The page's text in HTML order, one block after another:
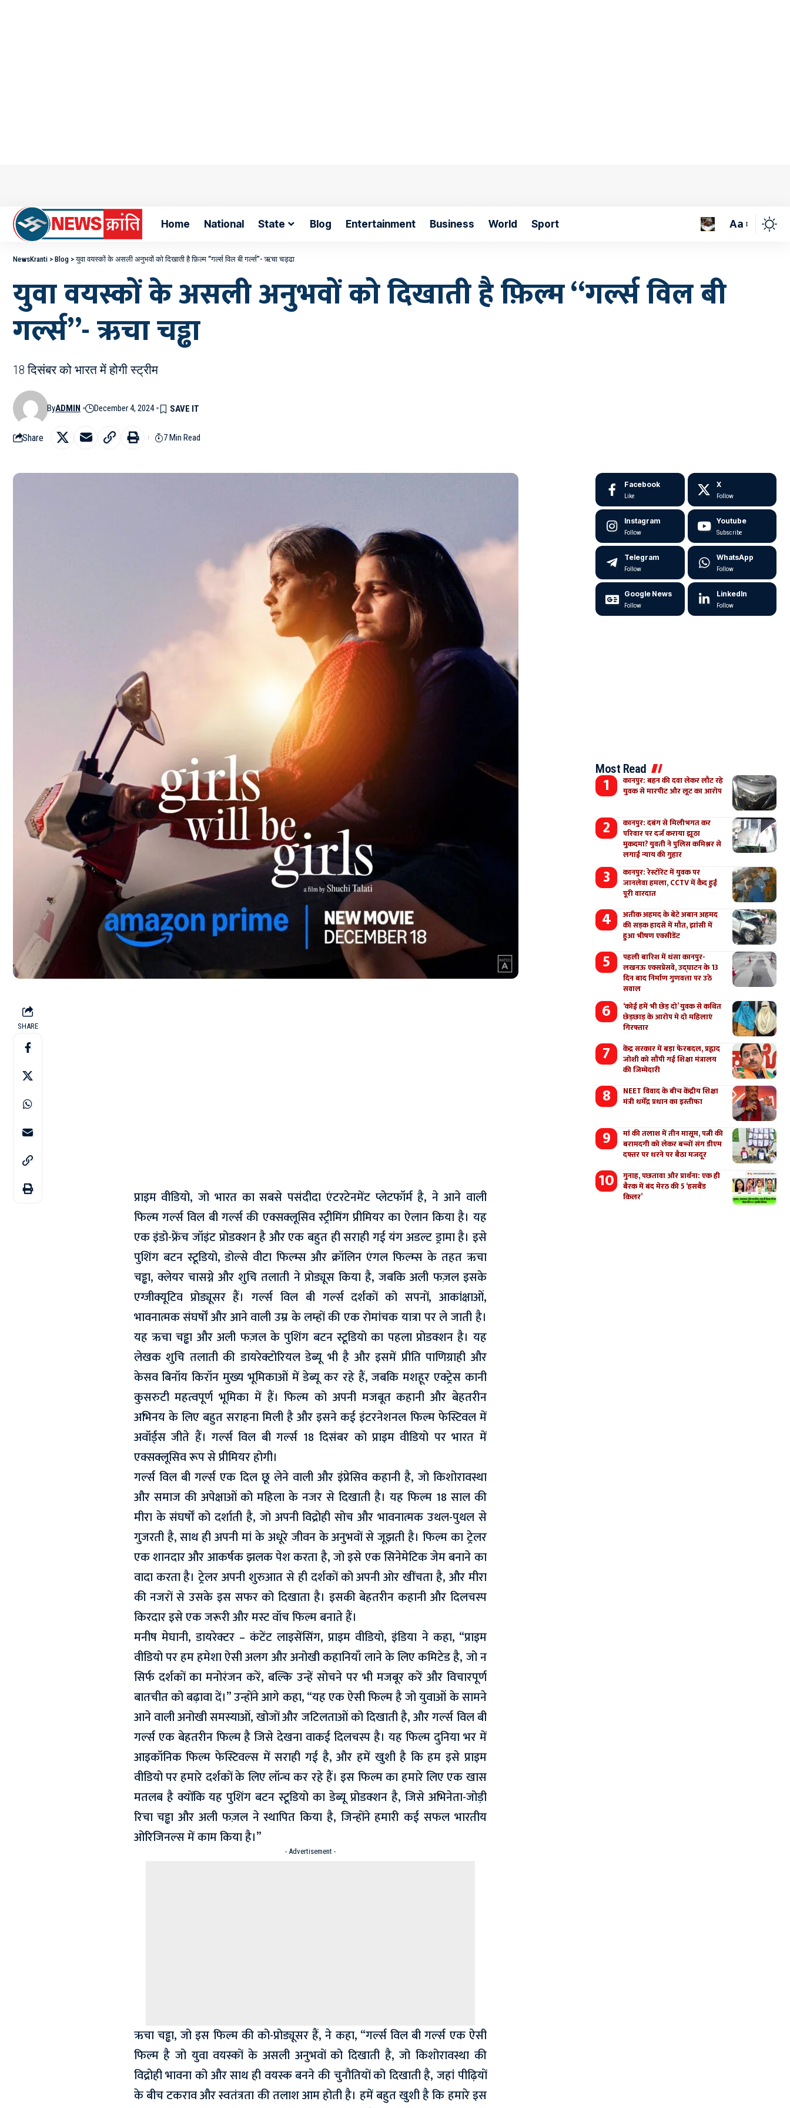
Home National State Blog Entertainment Business World Sport Aa
NewsKranti > Blog >युवा वयस्कों के असली अनुभवों को दिखाती है फ़िल्म “गर्ल्स विल बी गर्ल्स”- ऋचा चड्ढा
युवा वयस्कों के असली अनुभवों को दिखाती है फ़िल्म “गर्ल्स विल बी
गर्ल्स”- ऋचा चड्ढा
18 दिसंबर को भारत में होगी स्ट्रीम
ByADMIN December 4, 2024
Share 7 Min Read
SHARE
प्राइम वीडियो, जो भारत का सबसे पसंदीदा एंटरटेनमेंट प्लेटफॉर्म है, ने आने वाली
फिल्म गर्ल्स विल बी गर्ल्स की एक्सक्लूसिव स्ट्रीमिंग प्रीमियर का ऐलान किया है। यह
एक इंडो-फ्रेंच जॉइंट प्रोडक्शन है और एक बहुत ही सराही गई यंग अडल्ट ड्रामा है। इसे
पुशिंग बटन स्टूडियो, डोल्से वीटा फिल्म्स और क्रॉलिन एंगल फिल्म्स के तहत ऋचा
चड्ढा, क्लेयर चासग्ने और शुचि तलाती ने प्रोड्यूस किया है, जबकि अली फज़ल इसके
एग्जीक्यूटिव प्रोड्यूसर हैं। गर्ल्स विल बी गर्ल्स दर्शकों को सपनों, आकांक्षाओं,
भावनात्मक संघर्षों और आने वाली उम्र के लम्हों की एक रोमांचक यात्रा पर ले जाती है।
यह ऋचा चड्ढा और अली फज़ल के पुशिंग बटन स्टूडियो का पहला प्रोडक्शन है। यह
लेखक शुचि तलाती की डायरेक्टोरियल डेब्यू भी है और इसमें प्रीति पाणिग्राही और
केसव बिनॉय किरॉन मुख्य भूमिकाओं में डेब्यू कर रहे हैं, जबकि मशहूर एक्ट्रेस कानी
कुसरुटी महत्वपूर्ण भूमिका में हैं। फिल्म को अपनी मजबूत कहानी और बेहतरीन
अभिनय के लिए बहुत सराहना मिली है और इसने कई इंटरनेशनल फिल्म फेस्टिवल में
अवॉर्ड्स जीते हैं। गर्ल्स विल बी गर्ल्स 18 दिसंबर को प्राइम वीडियो पर भारत में
एक्सक्लूसिव रूप से प्रीमियर होगी।
गर्ल्स विल बी गर्ल्स एक दिल छू लेने वाली और इंप्रेसिव कहानी है, जो किशोरावस्था
और समाज की अपेक्षाओं को महिला के नजर से दिखाती है। यह फिल्म 18 साल की
मीरा के संघर्षों को दर्शाती है, जो अपनी विद्रोही सोच और भावनात्मक उथल-पुथल से
गुजरती है, साथ ही अपनी मां के अधूरे जीवन के अनुभवों से जूझती है। फिल्म का ट्रेलर
एक शानदार और आकर्षक झलक पेश करता है, जो इसे एक सिनेमेटिक जेम बनाने का
वादा करता है। ट्रेलर अपनी शुरुआत से ही दर्शकों को अपनी ओर खींचता है, और मीरा
की नजरों से उसके इस सफर को दिखाता है। इसकी बेहतरीन कहानी और दिलचस्प
किरदार इसे एक जरूरी और मस्ट वॉच फिल्म बनाते हैं।
मनीष मेघानी, डायरेक्टर – कंटेंट लाइसेंसिंग, प्राइम वीडियो, इंडिया ने कहा, “प्राइम
वीडियो पर हम हमेशा ऐसी अलग और अनोखी कहानियाँ लाने के लिए कमिटेड है, जो न
सिर्फ दर्शकों का मनोरंजन करें, बल्कि उन्हें सोचने पर भी मजबूर करें और विचारपूर्ण
बातचीत को बढ़ावा दें।” उन्होंने आगे कहा, “यह एक ऐसी फिल्म है जो युवाओं के सामने
आने वाली अनोखी समस्याओं, खोजों और जटिलताओं को दिखाती है, और गर्ल्स विल बी
गर्ल्स एक बेहतरीन फिल्म है जिसे देखना वाकई दिलचस्प है। यह फिल्म दुनिया भर में
आइकॉनिक फिल्म फेस्टिवल्स में सराही गई है, और हमें खुशी है कि हम इसे प्राइम
वीडियो पर हमारे दर्शकों के लिए लॉन्च कर रहे हैं। इस फिल्म का हमारे लिए एक खास
मतलब है क्योंकि यह पुशिंग बटन स्टूडियो का डेब्यू प्रोडक्शन है, जिसे अभिनेता-जोड़ी
रिचा चड्ढा और अली फज़ल ने स्थापित किया है, जिन्होंने हमारी कई सफल भारतीय
ओरिजिनल्स में काम किया है।”
- Advertisement -
ऋचा चड्ढा, जो इस फिल्म की को-प्रोड्यूसर हैं, ने कहा, “गर्ल्स विल बी गर्ल्स एक ऐसी
फिल्म है जो युवा वयस्कों के असली अनुभवों को दिखाती है, जो किशोरावस्था की
विद्रोही भावना को और साथ ही वयस्क बनने की चुनौतियों को दिखाती है, जहां पीढ़ियों
के बीच टकराव और स्वतंत्रता की तलाश आम होती है। हमें बहुत खुशी है कि हमारे इस
Facebook
Like
X
Follow
Instagram
Follow
Youtube
Subscribe
Telegram
Follow
WhatsApp
Follow
Google News
Follow
LinkedIn
Follow
Most Read
कानपुर: बहन की दवा लेकर लौट रहे
युवक से मारपीट और लूट का आरोप
कानपुर: दबंग से मिलीभगत कर
परिवार पर दर्ज कराया झूठा
मुकदमा? युवती ने पुलिस कमिश्नर से
लगाई न्याय की गुहार
कानपुर: रेस्टोरेंट में युवक पर
जानलेवा हमला, CCTV में कैद हुई
पूरी वारदात
अतीक अहमद के बेटे अबान अहमद
की सड़क हादसे में मौत, झांसी में
हुआ भीषण एक्सीडेंट
पहली बारिश में धंसा कानपुर-
लखनऊ एक्सप्रेसवे, उद्घाटन के 13
दिन बाद निर्माण गुणवत्ता पर उठे
सवाल
‘कोई हमें भी छेड़ दो’ युवक से कथित
छेड़छाड़ के आरोप मे दो महिलाएं
गिरफ्तार
केंद्र सरकार में बड़ा फेरबदल, प्रह्लाद
जोशी को सौंपी गई शिक्षा मंत्रालय
की जिम्मेदारी
NEET विवाद के बीच केंद्रीय शिक्षा
मंत्री धर्मेंद्र प्रधान का इस्तीफा
मां की तलाश में तीन मासूम, पत्नी की
बरामदगी को लेकर बच्चों संग डीएम
दफ्तर पर धरने पर बैठा मजदूर
गुनाह, पछतावा और प्रार्थना: एक ही
बैरक में बंद मेरठ की 5 ‘हसबैंड
किलर’